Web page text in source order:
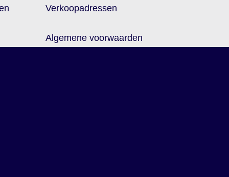
Verkoopadressen
Algemene voorwaarden